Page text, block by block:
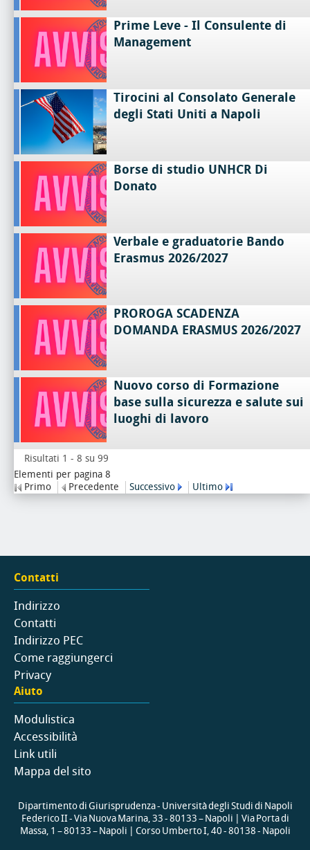
Prime Leve - Il Consulente di
Management
Tirocini al Consolato Generale
degli Stati Uniti a Napoli
Borse di studio UNHCR Di
Donato
Verbale e graduatorie Bando
Erasmus 2026/2027
PROROGA SCADENZA
DOMANDA ERASMUS 2026/2027
Nuovo corso di Formazione
base sulla sicurezza e salute sui
luoghi di lavoro
Risultati 1 - 8 su 99
Elementi per pagina 8
Primo
Precedente Successivo Ultimo
Contatti
Indirizzo
Contatti
Indirizzo PEC
Come raggiungerci
Privacy
Aiuto
Modulistica
Accessibilità
Link utili
Mappa del sito
Dipartimento di Giurisprudenza - Università degli Studi di Napoli
Federico II - Via Nuova Marina, 33 - 80133 – Napoli | Via Porta di
Massa, 1 – 80133 – Napoli | Corso Umberto I, 40 - 80138 - Napoli